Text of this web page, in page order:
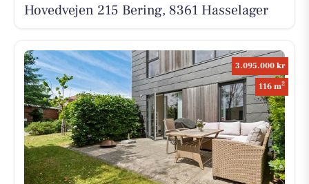
Hovedvejen 215 Bering, 8361 Hasselager
3.095.000 kr
116 m2